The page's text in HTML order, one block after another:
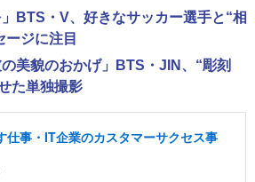
」BTS・V、好きなサッカー選手と“相
ジに注目
の美貌のおかげ」BTS・JIN、“彫刻
た単独撮影
仕事・IT企業のカスタマーサクセス事